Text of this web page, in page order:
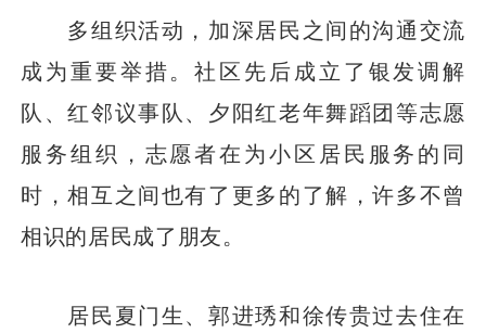
多组织活动，加深居民之间的沟通交流
成为重要举措。社区先后成立了银发调解
队、红邻议事队、夕阳红老年舞蹈团等志愿
服务组织，志愿者在为小区居民服务的同
时，相互之间也有了更多的了解，许多不曾
相识的居民成了朋友。
居民夏门生、郭进琇和徐传贵过去住在